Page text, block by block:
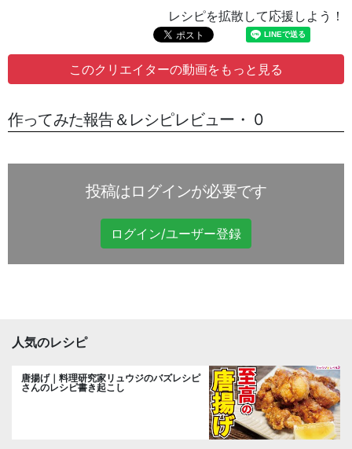
レシピを拡散して応援しよう！
このクリエイターの動画をもっと見る
作ってみた報告＆レシピレビュー・ 0
投稿はログインが必要です
ログイン/ユーザー登録
人気のレシピ
唐揚げ｜料理研究家リュウジのバズレシピ
さんのレシピ書き起こし